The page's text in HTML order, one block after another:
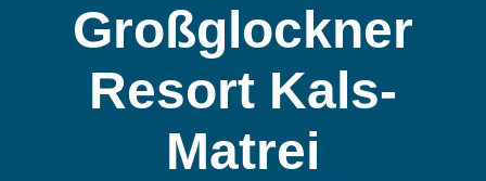
Großglockner
Resort Kals-
Matrei